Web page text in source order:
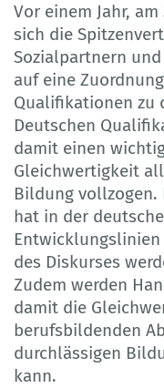
Vor einem Jahr,
sich die
Sozialpartnern
auf eine
Qualifikationen zu
Deutschen
damit einen
Gleichwertigkeit
Bildung
hat in der
des Diskurses
Zudem werden
damit die
berufsbildenden
durchlässigen
kann.